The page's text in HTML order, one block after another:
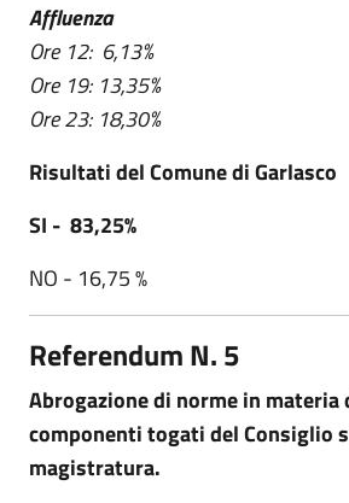
Affluenza
Ore 12: 6,13%
Ore 19: 13,35%
Ore 23: 18,30%
Risultati del Comune di Garlasco
SI - 83,25%
NO - 16,75 %
Referendum N. 5
Abrogazione di norme in materia
componenti togati del Consiglio
magistratura.